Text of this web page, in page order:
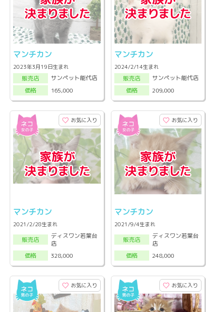
マンチカン
2023年3月19日生まれ
販売店
サンペット能代店
価格
165,000
マンチカン
2024/2/14生まれ
販売店
サンペット能代店
価格
209,000
お気に入り
マンチカン
2021/2/28生まれ
販売店
ディスワン若葉台
店
価格
328,000
お気に入り
マンチカン
2021/9/4生まれ
販売店
ディスワン若葉台
店
価格
248,000
お気に入り お気に入り